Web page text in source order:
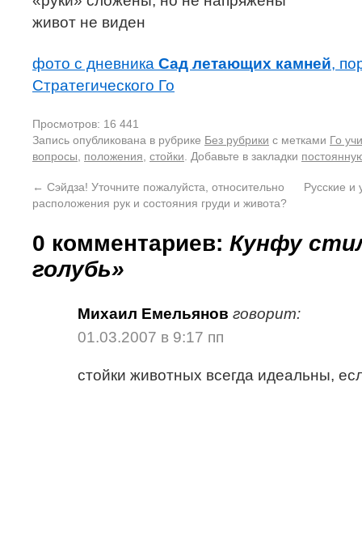
живот не виден
фото с дневника Сад летающих камней,
Стратегического Го
Просмотров: 16 441
Запись опубликована в рубрике Без рубрики с метками Го
вопросы
положения стойки . Добавьте в закладки
← Сэйдза! Уточните пожалуйста, относительно
расположения рук и состояния груди и живота?
Русские и
0 комментариев: Кунфу
голубь»
Михаил Емельянов говорит:
01.03.2007 в 9:17 пп
стойки животных всегда идеальны,